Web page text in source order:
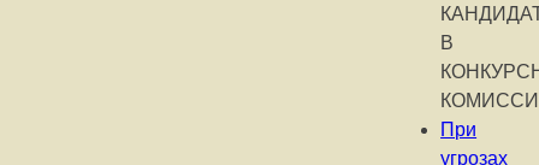
В
При
угрозах